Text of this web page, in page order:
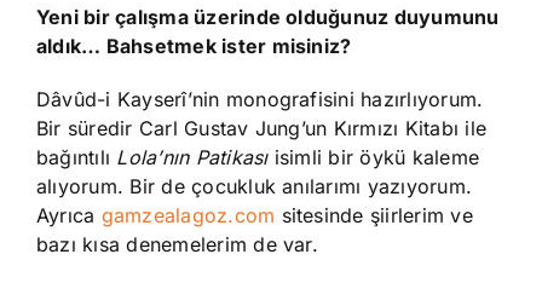
Yeni bir çalışma üzerinde olduğunuz duyumunu
aldık… Bahsetmek ister misiniz?
Dâvûd-i Kayserî’nin monografisini hazırlıyorum.
Bir süredir Carl Gustav Jung’un Kırmızı Kitabı ile
bağıntılı Lola’nın Patikasıisimli bir öykü kaleme
alıyorum. Bir de çocukluk anılarımı yazıyorum.
Ayrıca gamzealagoz.com sitesinde şiirlerim ve
bazı kısa denemelerim de var.